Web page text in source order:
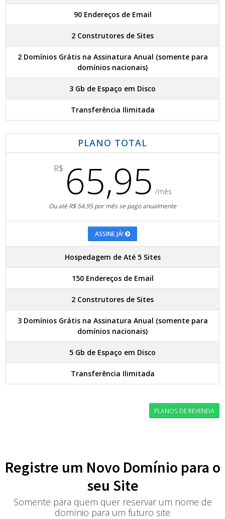
90 Endereços de Email
2 Construtores de Sites
2 Domínios Grátis na Assinatura Anual (somente para
domínios nacionais)
3 Gb de Espaço em Disco
Transferência Ilimitada
PLANO TOTAL
R$ 65,95 /mês
Ou até R$ 54,95 por mês se pago anualmente
ASSINE JÁ!
Hospedagem de Até 5 Sites
150 Endereços de Email
2 Construtores de Sites
3 Domínios Grátis na Assinatura Anual (somente para
domínios nacionais)
5 Gb de Espaço em Disco
Transferência Ilimitada
PLANOS DE REVENDA
Registre um Novo Domínio para o
seu Site
Somente para quem quer reservar um nome de
domínio para um futuro site